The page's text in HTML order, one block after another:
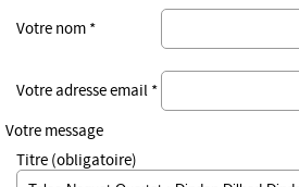
Votre nom *
Votre adresse email *
Votre message
Titre (obligatoire)